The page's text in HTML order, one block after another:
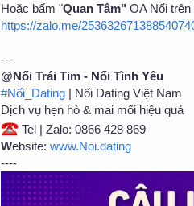
Hoặc bấm "Quan Tâm" OA Nối
https://zalo.me/
---
@Nối Trái Tim - Nối Tình Yêu
#Nối_Dating | Nối Dating Việt Nam
Dịch vụ hẹn hò & mai mối hiệu quả
Tel | Zalo: 0866 428 869
Website: www.Noi.dating
----